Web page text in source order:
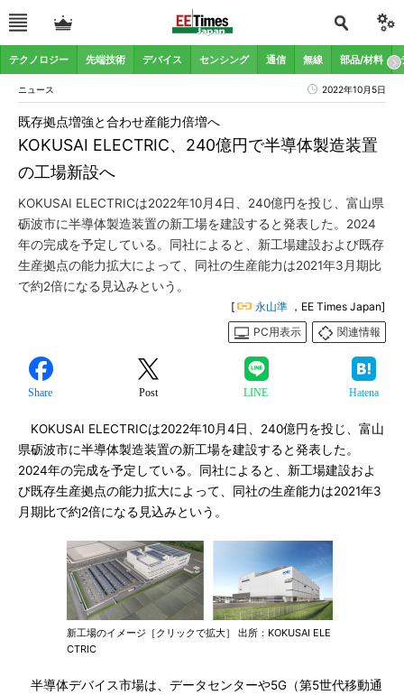
テクノロジー 先端技術 デバイス センシング 通信 無線 部品/材料
ニュース 2022年10月5日
KOKUSAI ELECTRIC、240億円で半導体製造装置
の工場新設へ
既存拠点増強と合わせ産能力倍増へ
KOKUSAI ELECTRICは2022年10月4日、240億円を投じ、富山県
砺波市に半導体製造装置の新工場を建設すると発表した。2024
年の完成を予定している。同社によると、新工場建設および既存
生産拠点の能力拡大によって、同社の生産能力は2021年3月期比
で約2倍になる見込みという。
[ 永山準 ，EE Times Japan]
PC用表示
関連情報
Share Post LINE Hatena
KOKUSAI ELECTRICは2022年10月4日、240億円を投じ、富山
県砺波市に半導体製造装置の新工場を建設すると発表した。
2024年の完成を予定している。同社によると、新工場建設およ
び既存生産拠点の能力拡大によって、同社の生産能力は2021年3
月期比で約2倍になる見込みという。
新工場のイメージ［クリックで拡大］ 出所：KOKUSAI ELE
CTRIC
半導体デバイス市場は、データセンターや5G（第5世代移動通